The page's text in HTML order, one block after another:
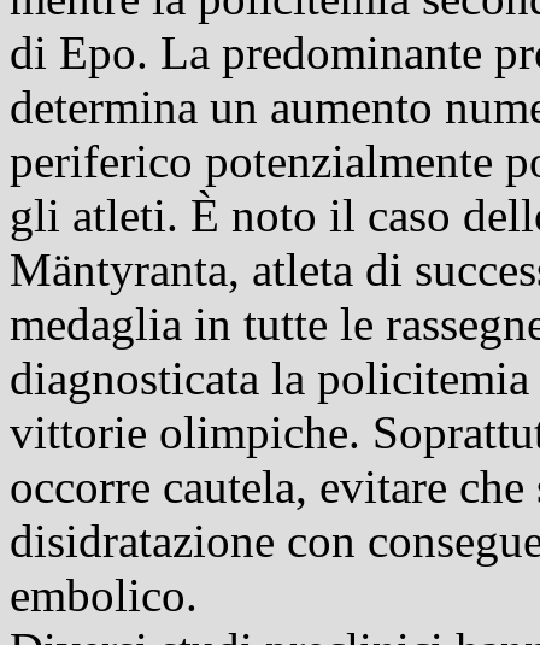
di Epo. La predominante
determina un aumento
periferico potenzialmente
gli atleti. È noto il caso
Mäntyranta, atleta di
medaglia in tutte le
diagnosticata la
vittorie olimpiche.
occorre cautela, evitare
disidratazione con
embolico.